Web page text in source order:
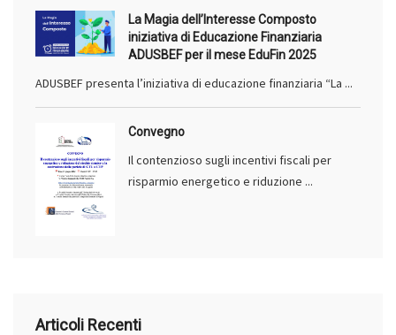
La Magia dell’Interesse Composto
iniziativa di Educazione Finanziaria
ADUSBEF per il mese EduFin 2025
ADUSBEF presenta l’iniziativa di educazione finanziaria “La ...
Convegno
Il contenzioso sugli incentivi fiscali per
risparmio energetico e riduzione ...
Articoli Recenti